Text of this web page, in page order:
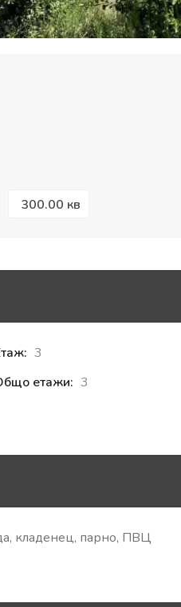
300.00 кв
3
етажи: 3
кладенец, парно, ПВЦ